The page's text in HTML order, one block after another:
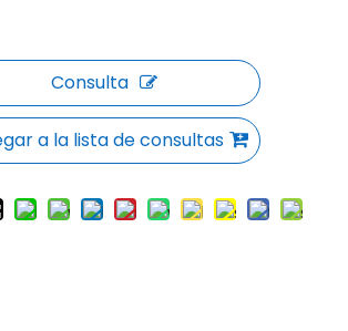
Consulta
a la lista de consultas